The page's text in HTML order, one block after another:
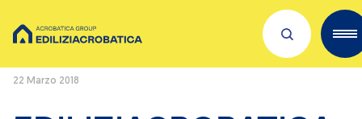
Home/Press Releases
EDILIZIACROBATICA, LAVORI SU PONTE VECCHIO
SENZA PONTEGGI
22 Marzo 2018